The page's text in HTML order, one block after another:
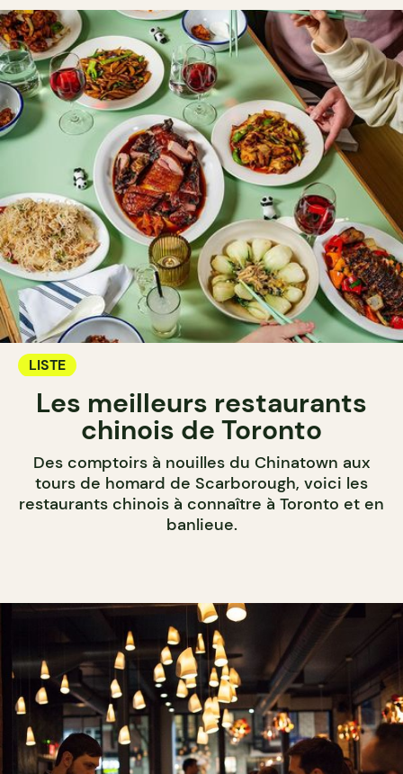
LISTE
Les meilleurs restaurants
chinois de Toronto
Des comptoirs à nouilles du Chinatown aux
tours de homard de Scarborough, voici les
restaurants chinois à connaître à Toronto et en
banlieue.